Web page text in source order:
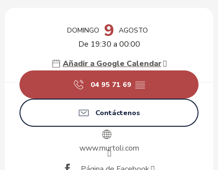
DOMINGO 9 AGOSTO
De 19:30 a 00:00
Añadir a Google Calendar
04 95 71 69 ▒▒
Contáctenos
www.murtoli.com